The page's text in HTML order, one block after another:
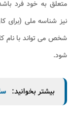
متعلق به خود فرد
نیز شناسه ملی (برای
شخص می تواند با نام
شود.
بیشتر بخوانید: